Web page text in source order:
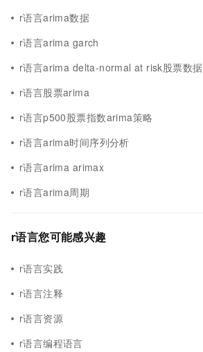
r语言arima数据
r语言arima garch
r语言arima delta-normal at risk股票数据
r语言股票arima
r语言p500股票指数arima策略
r语言arima时间序列分析
r语言arima arimax
r语言arima周期
r语言您可能感兴趣
r语言实践
r语言注释
r语言资源
r语言编程语言